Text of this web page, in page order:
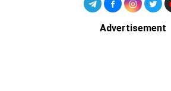
Advertisement